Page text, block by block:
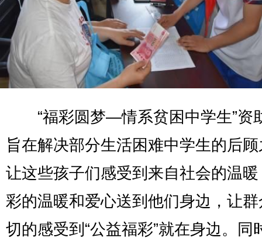
“福彩圆梦—情系贫困中学生”资
旨在解决部分生活困难中学生的后
让这些孩子们感受到来自社会的温
彩的温暖和爱心送到他们身边，让
切的感受到“公益福彩”就在身边。同